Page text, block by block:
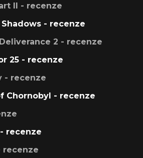
II - recenze
- recenze
2 - recenze
25 - recenze
- recenze
Chornobyl - recenze
recenze
recenze